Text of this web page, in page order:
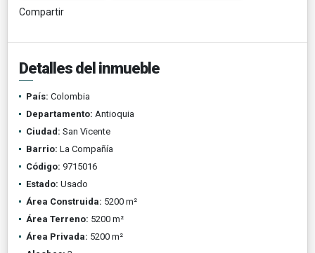
Compartir
Detalles del inmueble
País: Colombia
Departamento: Antioquia
Ciudad: San Vicente
Barrio: La Compañía
Código: 9715016
Estado: Usado
Área Construida: 5200 m²
Área Terreno: 5200 m²
Área Privada: 5200 m²